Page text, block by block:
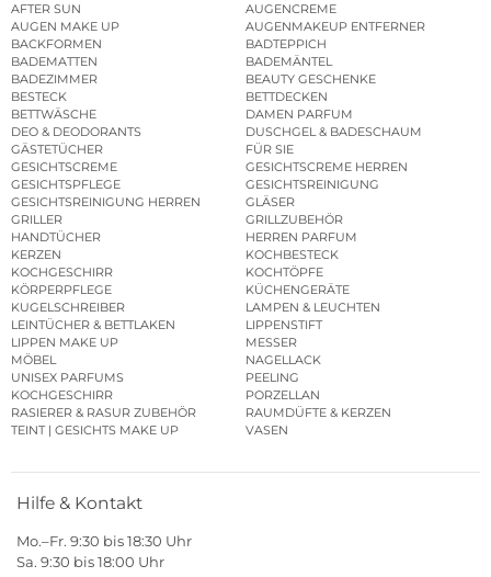
AFTER SUN
AUGENCREME
AUGEN MAKE UP
AUGENMAKEUP ENTFERNER
BACKFORMEN
BADTEPPICH
BADEMATTEN
BADEMÄNTEL
BADEZIMMER
BEAUTY GESCHENKE
BESTECK
BETTDECKEN
BETTWÄSCHE
DAMEN PARFUM
DEO & DEODORANTS
DUSCHGEL & BADESCHAUM
GÄSTETÜCHER
FÜR SIE
GESICHTSCREME
GESICHTSCREME HERREN
GESICHTSPFLEGE
GESICHTSREINIGUNG
GESICHTSREINIGUNG HERREN
GLÄSER
GRILLER
GRILLZUBEHÖR
HANDTÜCHER
HERREN PARFUM
KERZEN
KOCHBESTECK
KOCHGESCHIRR
KOCHTÖPFE
KÖRPERPFLEGE
KÜCHENGERÄTE
KUGELSCHREIBER
LAMPEN & LEUCHTEN
LEINTÜCHER & BETTLAKEN
LIPPENSTIFT
LIPPEN MAKE UP
MESSER
MÖBEL
NAGELLACK
UNISEX PARFUMS
PEELING
KOCHGESCHIRR
PORZELLAN
RASIERER & RASUR ZUBEHÖR
RAUMDÜFTE & KERZEN
TEINT | GESICHTS MAKE UP
VASEN
Hilfe & Kontakt
Mo.–Fr. 9:30 bis 18:30 Uhr
Sa. 9:30 bis 18:00 Uhr